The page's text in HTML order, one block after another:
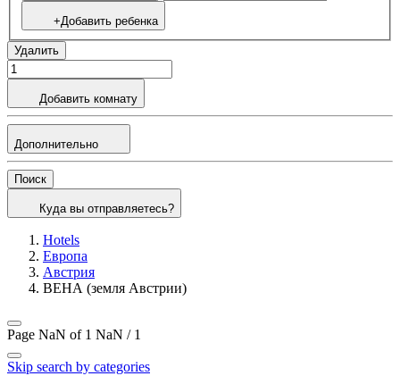
+Добавить ребенка
Удалить
Добавить комнату
Дополнительно
Поиск
Куда вы отправляетесь?
Hotels
Европа
Австрия
ВЕНА (земля Австрии)
Page NaN of 1 NaN / 1
Skip search by categories